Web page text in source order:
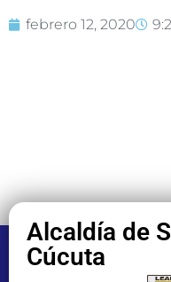
febrero 12, 2020
Alcaldía de
Cúcuta